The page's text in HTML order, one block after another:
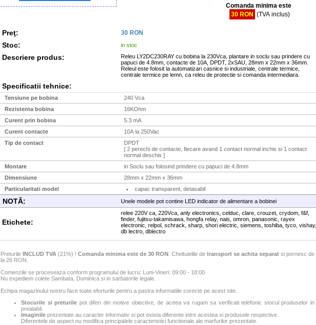
Comanda minima este
30 RON (TVA inclus)
Preţ: 30 RON
Stoc: in stoc
Descriere produs:
Releu LY2DC230RAY cu bobina la 230Vca, plantare in soclu sau prindere cu
papuci de 4.8mm, contacte de 10A, DPDT, 2xSAU, 28mm x 22mm x 36mm.
Releul este folosit la automatizari casnice si industriale, centrale termice,
centrale termice pe lemn, ca releu de protectie si comanda intermediara.
Specificatii tehnice:
Tensiune pe bobina
240 Vca
Rezistenta bobina
16KOhm
Curent prin bobina
5.3 mA
Curent contacte
10A la 250Vac
Tip de contact
DPDT
[ 2 perechi de contacte, fiecare avand 1 contact normal inchis si 1 contact
normal deschis ]
Montare
in Soclu sau folosind prindere cu papuci de 4.8mm
Dimensiune
28mm x 22mm x 36mm
Particularitati model
capac transparent, detasabil
NOTĂ: Unele modele pot contine LED indicator de alimentare a bobinei
Etichete:
relee 220V ca, 220Vca, anly electronics, celduc, clare, crouzet, crydom, f&f,
finder, fujitsu-takamisawa, hongfa relay, nais, omron, panasonic, rayex
electronic, relpol, schrack, sharp, shori electric, siemens, toshiba, tyco, vishay,
db lectro, dblectro
Preturile INCLUD TVA (21%) ! Comanda minima este de 30 RON . Cheltuielile de transport se achita separat si pornesc de
la 26 RON.
Comenzile se proceseaza conform programului de lucru: Luni-Vineri: 09:00 - 18:00
Nu expediem colete Sambata, Duminica si in sarbatorile legale.
Echipa magazinului nostru face toate eforturile pentru a pastra informatiile corecte pe acest site.
Stocurile si preturile pot diferi din motive obiective, de aceea va rugam sa verificati telefonic stocul produselor in
prealabil.
Imaginile prezentate au caracter informativ si pot exista diferente intre acestea si produsele respective.
Diferentele de aspect nu modifica principalele caracteristici functionale ale marfurilor prezentate.